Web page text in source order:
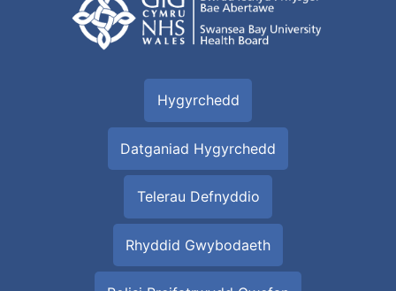
Hygyrchedd
Datganiad Hygyrchedd
Telerau Defnyddio
Rhyddid Gwybodaeth